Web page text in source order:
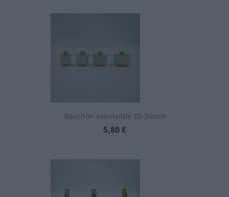
Bouchon extensible 33-36mm
Prix
5,80 €